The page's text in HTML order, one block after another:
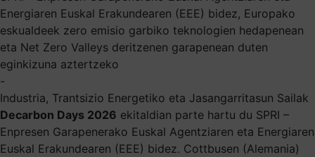
Energiaren Euskal Erakundearen (EEE) bidez, Europako
eskualdeek zero emisio garbiko teknologien hedapenean
eta Net Zero Valleys deritzenen garapenean duten
eginkizuna aztertzeko
-
Industria, Trantsizio Energetiko eta Jasangarritasun Sailak
Decarbon Days 2026 ekitaldian parte hartu du SPRI –
Enpresen Garapenerako Euskal Agentziaren eta Energiaren
Euskal Erakundearen (EEE) bidez. Cottbusen (Alemania)